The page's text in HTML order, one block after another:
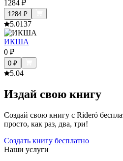
1284 ₽
1284 ₽
5.0137
ИКША
0 ₽
0 ₽
5.04
Издай свою книгу
Создай свою книгу с Rideró
просто, как раз, два, три!
Создать книгу бесплатно
Наши услуги